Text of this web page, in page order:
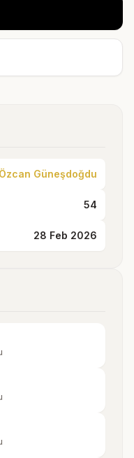
Güneşdoğdu
54
28 Feb 2026